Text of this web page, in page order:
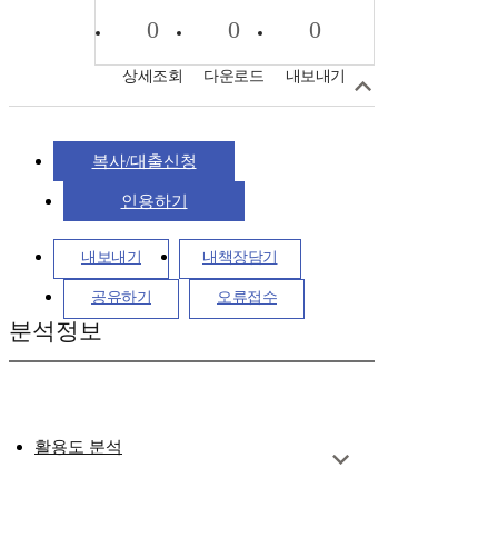
0
상세조회
0
다운로드
0
내보내기
복사/대출신청
인용하기
내보내기 내책장담기
공유하기 오류접수
분석정보
활용도 분석